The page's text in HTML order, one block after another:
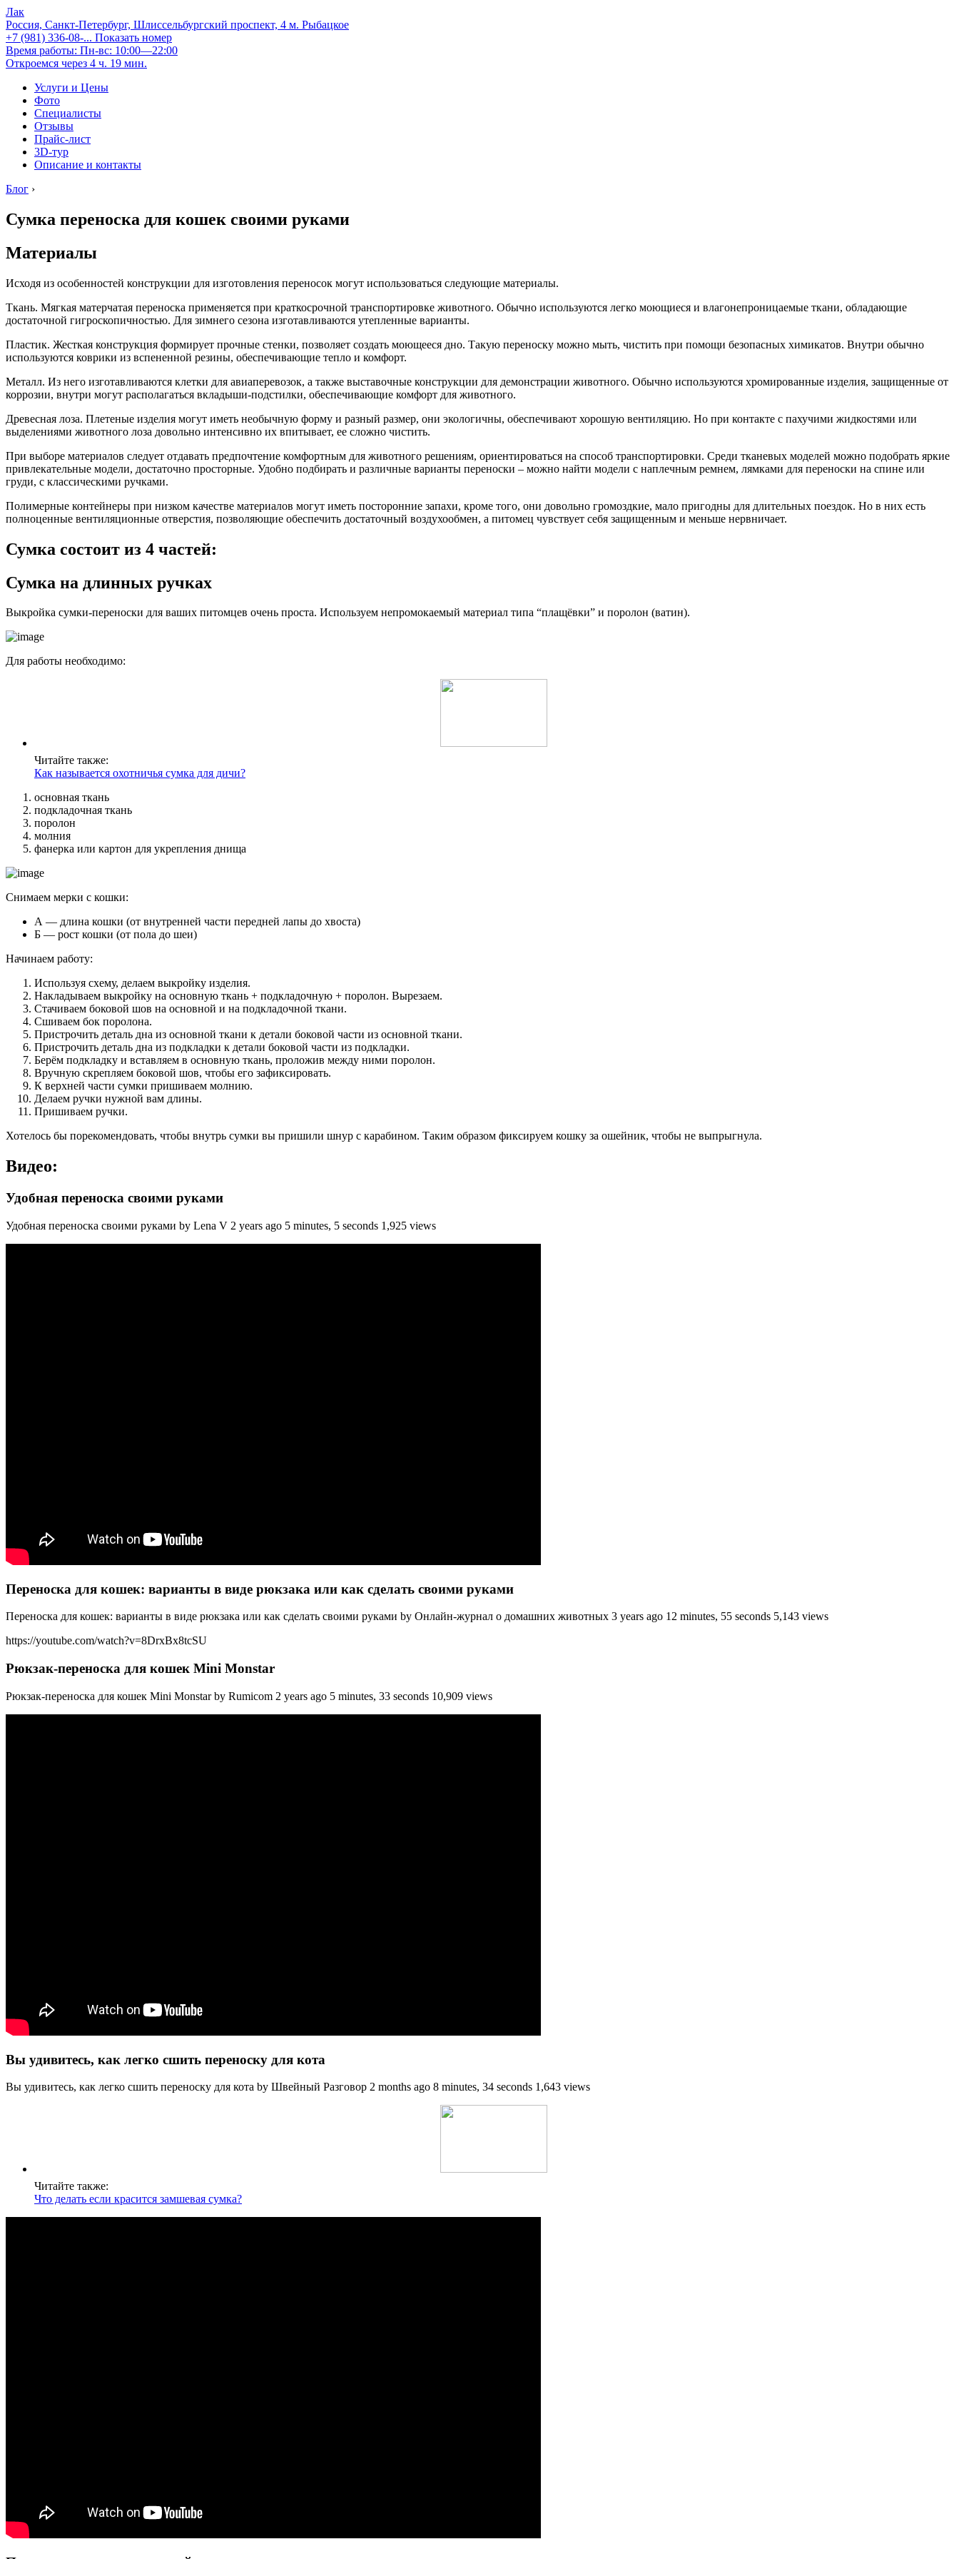
Лак
Россия, Санкт-Петербург, Шлиссельбургский проспект, 4 м. Рыбацкое
+7 (981) 336-08-... Показать номер
Время работы: Пн-вс: 10:00—22:00
Откроемся через 4 ч. 19 мин.
Услуги и Цены
Фото
Специалисты
Отзывы
Прайс-лист
3D-тур
Описание и контакты
Блог ›
Сумка переноска для кошек своими руками
Материалы
Исходя из особенностей конструкции для изготовления переносок могут использоваться следующие материалы.
Ткань. Мягкая матерчатая переноска применяется при краткосрочной транспортировке животного. Обычно используются легко моющиеся и влагонепроницаемые ткани, обладающие
достаточной гигроскопичностью. Для зимнего сезона изготавливаются утепленные варианты.
Пластик. Жесткая конструкция формирует прочные стенки, позволяет создать моющееся дно. Такую переноску можно мыть, чистить при помощи безопасных химикатов. Внутри обычно
используются коврики из вспененной резины, обеспечивающие тепло и комфорт.
Металл. Из него изготавливаются клетки для авиаперевозок, а также выставочные конструкции для демонстрации животного. Обычно используются хромированные изделия, защищенные от
коррозии, внутри могут располагаться вкладыши-подстилки, обеспечивающие комфорт для животного.
Древесная лоза. Плетеные изделия могут иметь необычную форму и разный размер, они экологичны, обеспечивают хорошую вентиляцию. Но при контакте с пахучими жидкостями или
выделениями животного лоза довольно интенсивно их впитывает, ее сложно чистить.
При выборе материалов следует отдавать предпочтение комфортным для животного решениям, ориентироваться на способ транспортировки. Среди тканевых моделей можно подобрать яркие
привлекательные модели, достаточно просторные. Удобно подбирать и различные варианты переноски – можно найти модели с наплечным ремнем, лямками для переноски на спине или
груди, с классическими ручками.
Полимерные контейнеры при низком качестве материалов могут иметь посторонние запахи, кроме того, они довольно громоздкие, мало пригодны для длительных поездок. Но в них есть
полноценные вентиляционные отверстия, позволяющие обеспечить достаточный воздухообмен, а питомец чувствует себя защищенным и меньше нервничает.
Сумка состоит из 4 частей:
Сумка на длинных ручках
Выкройка сумки-переноски для ваших питомцев очень проста. Используем непромокаемый материал типа “плащёвки” и поролон (ватин).
Для работы необходимо:
Читайте также:
Как называется охотничья сумка для дичи?
основная ткань
подкладочная ткань
поролон
молния
фанерка или картон для укрепления днища
Снимаем мерки с кошки:
А — длина кошки (от внутренней части передней лапы до хвоста)
Б — рост кошки (от пола до шеи)
Начинаем работу:
Используя схему, делаем выкройку изделия.
Накладываем выкройку на основную ткань + подкладочную + поролон. Вырезаем.
Стачиваем боковой шов на основной и на подкладочной ткани.
Сшиваем бок поролона.
Пристрочить деталь дна из основной ткани к детали боковой части из основной ткани.
Пристрочить деталь дна из подкладки к детали боковой части из подкладки.
Берём подкладку и вставляем в основную ткань, проложив между ними поролон.
Вручную скрепляем боковой шов, чтобы его зафиксировать.
К верхней части сумки пришиваем молнию.
Делаем ручки нужной вам длины.
Пришиваем ручки.
Хотелось бы порекомендовать, чтобы внутрь сумки вы пришили шнур с карабином. Таким образом фиксируем кошку за ошейник, чтобы не выпрыгнула.
Видео:
Удобная переноска своими руками
Удобная переноска своими руками by Lena V 2 years ago 5 minutes, 5 seconds 1,925 views
Переноска для кошек: варианты в виде рюкзака или как сделать своими руками
Переноска для кошек: варианты в виде рюкзака или как сделать своими руками by Онлайн-журнал о домашних животных 3 years ago 12 minutes, 55 seconds 5,143 views
https://youtube.com/watch?v=8DrxBx8tcSU
Рюкзак-переноска для кошек Mini Monstar
Рюкзак-переноска для кошек Mini Monstar by Rumicom 2 years ago 5 minutes, 33 seconds 10,909 views
Вы удивитесь, как легко сшить переноску для кота‍
Вы удивитесь, как легко сшить переноску для кота‍ by Швейный Разговор 2 months ago 8 minutes, 34 seconds 1,643 views
Читайте также:
Что делать если красится замшевая сумка?